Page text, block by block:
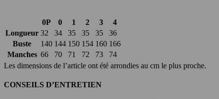
0P 0 1 2 3
4
Longueur 32 34 35 35 35
36
Buste
140 144 150 154 160 166
Manches 66 70 71 72 73
74
Les dimensions de l’article ont été arrondies au cm le plus proche.
CONSEILS D’ENTRETIEN